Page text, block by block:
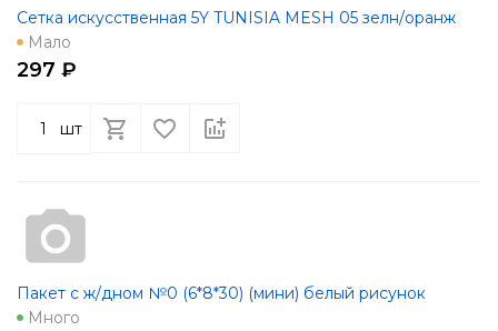
Сетка искусственная 5Y TUNISIA MESH 05 зелн/оранж
Мало
297 ₽
шт
Пакет с ж/дном №0 (6*8*30) (мини) белый рисунок
Много